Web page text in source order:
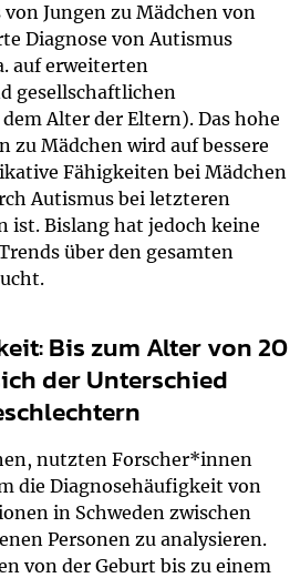
Jungen zu Mädchen von
Diagnose von Autismus
auf erweiterten
gesellschaftlichen
Alter der Eltern). Das hohe
zu Mädchen wird auf bessere
Fähigkeiten bei Mädchen
Autismus bei letzteren
ist. Bislang hat jedoch keine
über den gesamten
Bis zum Alter von 20
der Unterschied
nutzten Forscher*innen
die Diagnosehäufigkeit von
in Schweden zwischen
Personen zu analysieren.
von der Geburt bis zu einem